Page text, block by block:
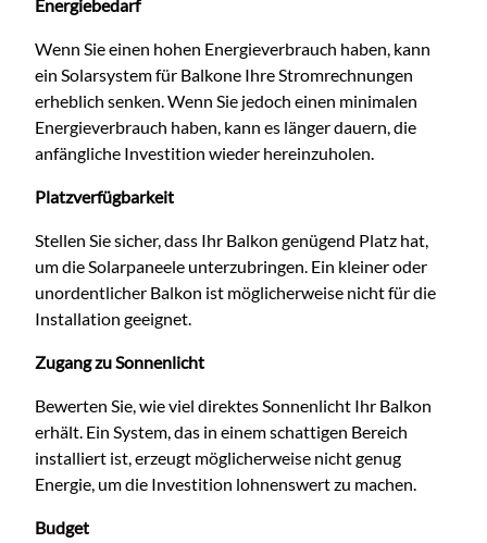
Energiebedarf
Wenn Sie einen hohen Energieverbrauch haben, kann
ein Solarsystem für Balkone Ihre Stromrechnungen
erheblich senken. Wenn Sie jedoch einen minimalen
Energieverbrauch haben, kann es länger dauern, die
anfängliche Investition wieder hereinzuholen.
Platzverfügbarkeit
Stellen Sie sicher, dass Ihr Balkon genügend Platz hat,
um die Solarpaneele unterzubringen. Ein kleiner oder
unordentlicher Balkon ist möglicherweise nicht für die
Installation geeignet.
Zugang zu Sonnenlicht
Bewerten Sie, wie viel direktes Sonnenlicht Ihr Balkon
erhält. Ein System, das in einem schattigen Bereich
installiert ist, erzeugt möglicherweise nicht genug
Energie, um die Investition lohnenswert zu machen.
Budget